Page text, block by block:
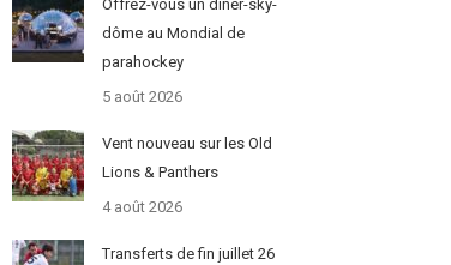
Offrez-vous un dîner-sky-
dôme au Mondial de
parahockey
5 août 2026
Vent nouveau sur les Old
Lions & Panthers
4 août 2026
Transferts de fin juillet 26